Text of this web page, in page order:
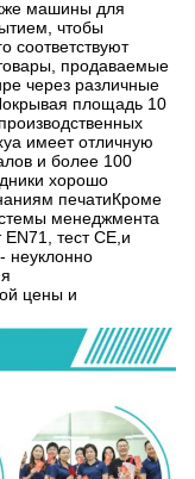
машины для
чтобы
соответствуют
продаваемые
через различные
площадь 10
имеет отличную
и более 100
хорошо
печатиКроме
менеджмента
тест CE,и
неуклонно
цены и